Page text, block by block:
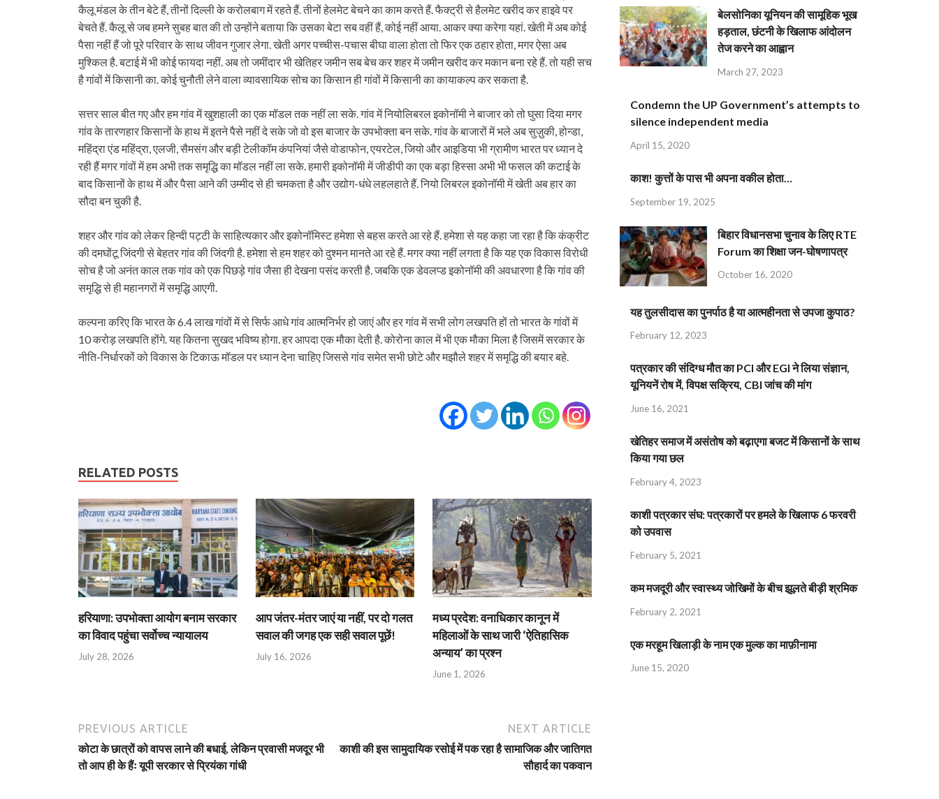
कैलू मंडल के तीन बेटे हैं, तीनों दिल्ली के करोलबाग में रहते हैं. तीनों हेलमेट बेचने का काम करते हैं. फैक्ट्री से हैलमेट खरीद कर हाइवे पर
बेचते हैं. कैलू से जब हमने सुबह बात की तो उन्होंने बताया कि उसका बेटा सब वहीं हैं, कोई नहीं आया. आकर क्या करेगा यहां. खेती में अब कोई
पैसा नहीं हैं जो पूरे परिवार के साथ जीवन गुजार लेगा. खेती अगर पच्चीस-पचास बीघा वाला होता तो फिर एक ठहार होता, मगर ऐसा अब
मुश्किल है. बटाई में भी कोई फायदा नहीं. अब तो जमींदार भी खेतिहर जमीन सब बेच कर शहर में जमीन खरीद कर मकान बना रहे हैं. तो यही सच
है गांवों में किसानी का. कोई चुनौती लेने वाला व्यावसायिक सोच का किसान ही गांवों में किसानी का कायाकल्प कर सकता है.
सत्तर साल बीत गए और हम गांव में खुशहाली का एक मॉडल तक नहीं ला सके. गांव में नियोलिबरल इकोनॉमी ने बाजार को तो घुसा दिया मगर
गांव के तारणहार किसानों के हाथ में इतने पैसे नहीं दे सके जो वो इस बाजार के उपभोक्ता बन सके. गांव के बाजारों में भले अब सुज़ुकी, होन्डा,
महिंद्रा एंड महिंद्रा, एलजी, सैमसंग और बड़ी टेलीकॉम कंपनियां जैसे वोडाफोन, एयरटेल, जियो और आइडिया भी ग्रामीण भारत पर ध्यान दे
रही हैं मगर गांवों में हम अभी तक समृद्धि का मॉडल नहीं ला सके. हमारी इकोनॉमी में जीडीपी का एक बड़ा हिस्सा अभी भी फसल की कटाई के
बाद किसानों के हाथ में और पैसा आने की उम्मीद से ही चमकता है और उद्योग-धंधे लहलहाते हैं. नियो लिबरल इकोनॉमी में खेती अब हार का
सौदा बन चुकी है.
शहर और गांव को लेकर हिन्दी पट्टी के साहित्यकार और इकोनॉमिस्ट हमेशा से बहस करते आ रहे हैं. हमेशा से यह कहा जा रहा है कि कंक्रीट
की दमघोंटू जिंदगी से बेहतर गांव की जिंदगी है. हमेशा से हम शहर को दुश्मन मानते आ रहे हैं. मगर क्या नहीं लगता है कि यह एक विकास विरोधी
सोच है जो अनंत काल तक गांव को एक पिछड़े गांव जैसा ही देखना पसंद करती है. जबकि एक डेवलप्ड इकोनॉमी की अवधारणा है कि गांव की
समृद्धि से ही महानगरों में समृद्धि आएगी.
कल्पना करिए कि भारत के 6.4 लाख गांवों में से सिर्फ आधे गांव आत्मनिर्भर हो जाएं और हर गांव में सभी लोग लखपति हों तो भारत के गांवों में
10 करोड़ लखपति होंगे. यह कितना सुखद भविष्य होगा. हर आपदा एक मौका देती है. कोरोना काल में भी एक मौका मिला है जिसमें सरकार के
नीति-निर्धारकों को विकास के टिकाऊ मॉडल पर ध्यान देना चाहिए जिससे गांव समेत सभी छोटे और मझौले शहर में समृद्धि की बयार बहे.
RELATED POSTS
हरियाणा: उपभोक्ता आयोग बनाम सरकार
का विवाद पहुंचा सर्वोच्च न्यायालय
July 28, 2026
आप जंतर-मंतर जाएं या नहीं, पर दो गलत
सवाल की जगह एक सही सवाल पूछें!
July 16, 2026
मध्य प्रदेश: वनाधिकार कानून में
महिलाओं के साथ जारी ‘ऐतिहासिक
अन्याय’ का प्रश्न
June 1, 2026
PREVIOUS ARTICLE
कोटा के छात्रों को वापस लाने की बधाई, लेकिन प्रवासी मजदूर भी
तो आप ही के हैंः यूपी सरकार से प्रियंका गांधी
NEXT ARTICLE
काशी की इस सामुदायिक रसोई में पक रहा है सामाजिक और जातिगत
सौहार्द का पकवान
बेलसोनिका यूनियन की सामूहिक भूख
हड़ताल, छंटनी के खिलाफ आंदोलन
तेज करने का आह्वान
March 27, 2023
Condemn the UP Government’s attempts to
silence independent media
April 15, 2020
काश! कुत्तों के पास भी अपना वकील होता…
September 19, 2025
बिहार विधानसभा चुनाव के लिए RTE
Forum का शिक्षा जन-घोषणापत्र
October 16, 2020
यह तुलसीदास का पुनर्पाठ है या आत्महीनता से उपजा कुपाठ?
February 12, 2023
पत्रकार की संदिग्ध मौत का PCI और EGI ने लिया संज्ञान,
यूनियनें रोष में, विपक्ष सक्रिय, CBI जांच की मांग
June 16, 2021
खेतिहर समाज में असंतोष को बढ़ाएगा बजट में किसानों के साथ
किया गया छल
February 4, 2023
काशी पत्रकार संघ: पत्रकारों पर हमले के खिलाफ 6 फरवरी
को उपवास
February 5, 2021
कम मजदूरी और स्वास्थ्य जोखिमों के बीच झूलते बीड़ी श्रमिक
February 2, 2021
एक मरहूम खिलाड़ी के नाम एक मुल्क का माफ़ीनामा
June 15, 2020